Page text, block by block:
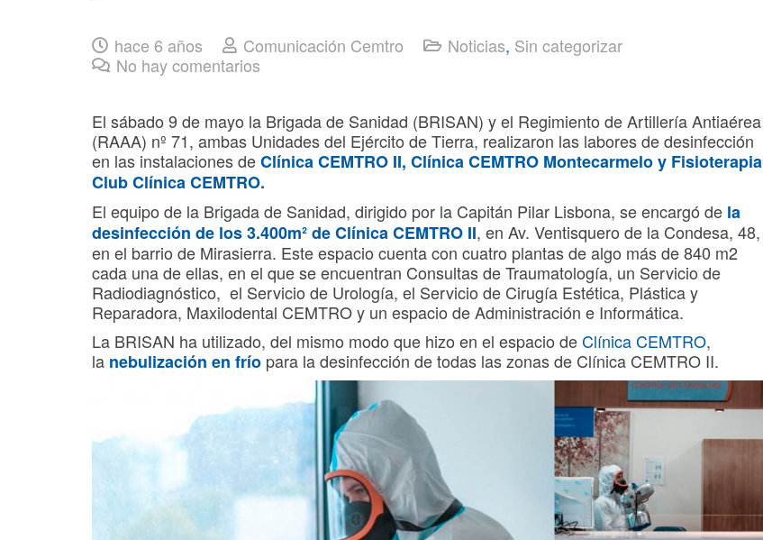
hace 6 años Comunicación Cemtro Noticias, Sin categorizar
No hay comentarios
El sábado 9 de mayo la Brigada de Sanidad (BRISAN) y el Regimiento de Artillería Antiaérea
(RAAA) nº 71, ambas Unidades del Ejército de Tierra, realizaron las labores de desinfección
en las instalaciones deClínica CEMTRO II, Clínica CEMTRO Montecarmelo y Fisioterapia
Club Clínica CEMTRO.
El equipo de la Brigada de Sanidad, dirigido por la Capitán Pilar Lisbona, se encargó de la
desinfección de los 3.400m² de Clínica CEMTRO II, en Av. Ventisquero de la Condesa, 48,
en el barrio de Mirasierra. Este espacio cuenta con cuatro plantas de algo más de 840 m2
cada una de ellas, en el que se encuentran Consultas de Traumatología, un Servicio de
Radiodiagnóstico, el Servicio de Urología, el Servicio de Cirugía Estética, Plástica y
Reparadora, Maxilodental CEMTRO y un espacio de Administración e Informática.
La BRISAN ha utilizado, del mismo modo que hizo en el espacio deClínica CEMTRO,
la nebulización en frío para la desinfección de todas las zonas de Clínica CEMTRO II.